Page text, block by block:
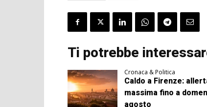
Ti potrebbe
Cronaca & Politica
Caldo a Firenze:
massima fino a
agosto